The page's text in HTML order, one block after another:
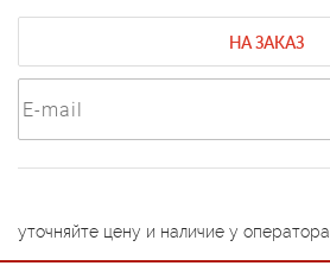
НА ЗАКАЗ
уточняйте цену и наличие у оператора